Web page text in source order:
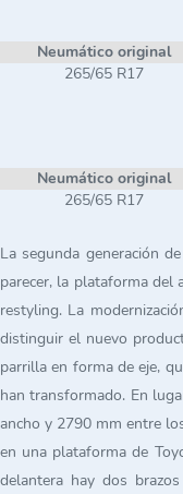
Neumático original
265/65 R17
Neumático original
265/65 R17
La segunda generación
parecer, la plataforma
restyling. La
distinguir el nuevo
parrilla en forma de eje,
han transformado. En
ancho y 2790 mm entre
en una plataforma de
delantera hay dos